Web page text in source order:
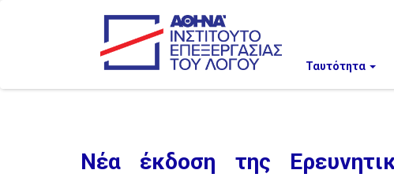
Ταυτότητα
Νέα έκδοση της